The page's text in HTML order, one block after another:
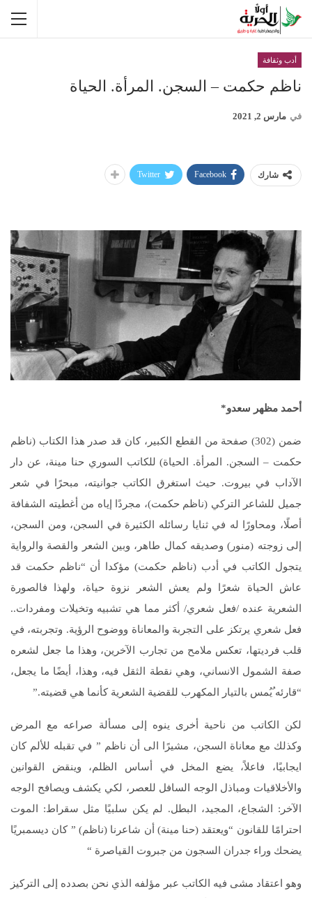
أدب وثقافة
ناظم حكمت – السجن. المرأة. الحياة
في مارس 2, 2021
شارك Facebook
Twitter
أحمد مظهر سعدو*
ضمن (302) صفحة من القطع الكبير، كان قد صدر هذا الكتاب (ناظم
حكمت – السجن. المرأة. الحياة) للكاتب السوري حنا مينة، عن دار
الآداب في بيروت. حيث استغرق الكاتب جوانيته، مبحرًا في شعر
جميل للشاعر التركي (ناظم حكمت)، مجردًا إياه من أغطيته الشفافة
أصلًا، ومحاورًا له في ثنايا رسائله الكثيرة في السجن، ومن السجن،
إلى زوجته (منور) وصديقه كمال طاهر، وبين الشعر والقصة والرواية
يتجول الكاتب في أدب (ناظم حكمت) مؤكدا أن “ناظم حكمت قد
عاش الحياة شعرًا ولم يعش الشعر نزوة حياة، ولهذا فالصورة
الشعرية عنده /فعل شعري/ أكثر مما هي تشبيه وتخيلات ومفردات..
فعل شعري يرتكز على التجربة والمعاناة ووضوح الرؤية. وتجربته، في
قلب فرديتها، تعكس ملامح من تجارب الآخرين، وهذا ما جعل لشعره
صفة الشمول الانساني، وهي نقطة الثقل فيه، وهذا، أيضًا ما يجعل،
“قارئه ُيُمس بالتيار المكهرب للقضية الشعرية كأنما هي قضيته.”
لكن الكاتب من ناحية أخرى ينوه إلى مسألة صراعه مع المرض
وكذلك مع معاناة السجن، مشيرًا الى أن ناظم ” في تقبله للألم كان
ايجابيًا، فاعلاً، يضع المخل في أساس الظلم، وينقض القوانين
والأخلاقيات ومباذل الوجه السافل للعصر، لكي يكشف ويصافح الوجه
الآخر: الشجاع، المجيد، البطل. لم يكن سلبيًا مثل سقراط: الموت
احترامًا للقانون “ويعتقد (حنا مينة) أن شاعرنا (ناظم) ” كان ديسمبريًا
يضحك وراء جدران السجون من جبروت القياصرة “
وهو اعتقاد مشى فيه الكاتب عبر مؤلفه الذي نحن بصدده إلى التركيز